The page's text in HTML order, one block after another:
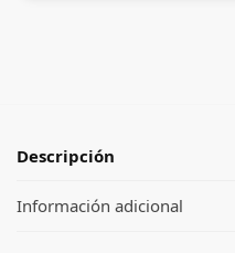
Descripción
Información adicional